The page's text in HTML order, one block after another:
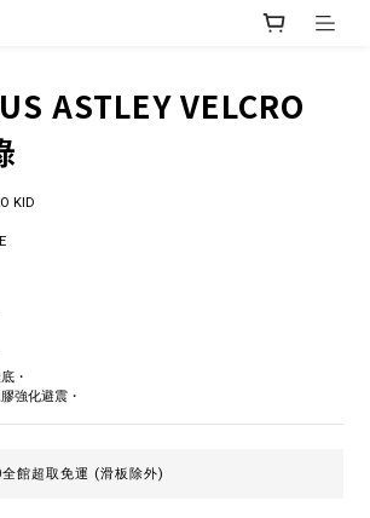
ASTLEY VELCRO
KID
・
強化避震・
館超取免運 (滑板除外)